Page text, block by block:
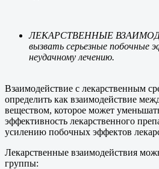
ЛЕКАРСТВЕННЫЕ
вызвать серьезные побочные
неудачному лечению.
Взаимодействие с лекарственным
определить как взаимодействие
веществом, которое может
эффективность лекарственного
усилению побочных эффектов
Лекарственные взаимодействия
группы: